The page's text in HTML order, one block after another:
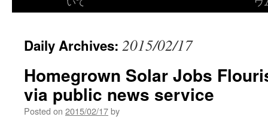
Daily Archives: 2015/02/17
Homegrown Solar Jobs
via public news service
Posted on 2015/02/17by